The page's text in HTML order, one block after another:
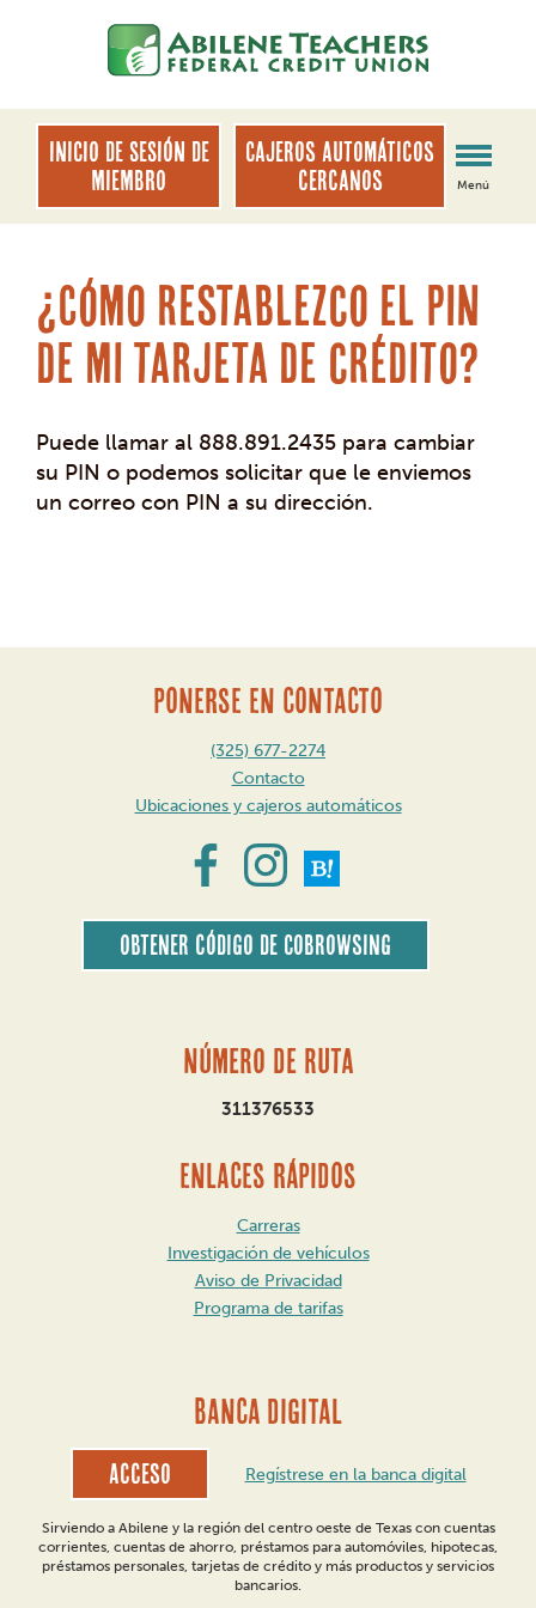
de
sesión
web
INICIO DE SESIÓN DE
MIEMBRO
Cajeros automáticos
cercanos
Menú
¿Cómo restablezco el PIN
de mi tarjeta de crédito?
Puede llamar al 888.891.2435 para cambiar
su PIN o podemos solicitar que le enviemos
un correo con PIN a su dirección.
navegación
PONERSE EN CONTACTO
(325) 677-2274
Contacto
Ubicaciones y cajeros automáticos
Obtener código de CoBrowsing
Número de ruta
311376533
ENLACES RÁPIDOS
Carreras
Investigación de vehículos
Aviso de Privacidad
Programa de tarifas
BANCA DIGITAL
Acceso Regístrese en la banca digital
Sirviendo a Abilene y la región del centro oeste de Texas con cuentas
corrientes, cuentas de ahorro, préstamos para automóviles, hipotecas,
préstamos personales, tarjetas de crédito y más productos y servicios
bancarios.